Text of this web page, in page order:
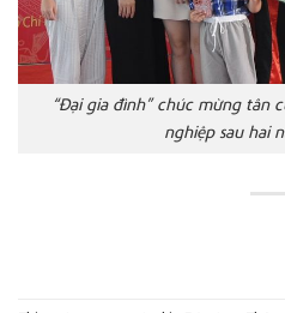
“Đại gia đình” chúc mừng tân
nghiệp sau hai